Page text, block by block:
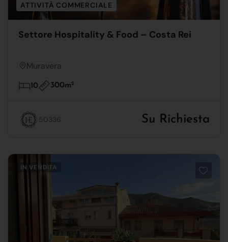
ATTIVITÀ COMMERCIALE
Settore Hospitality & Food – Costa Rei
Muravera
10 300m2
50336 Su Richiesta
IN VENDITA